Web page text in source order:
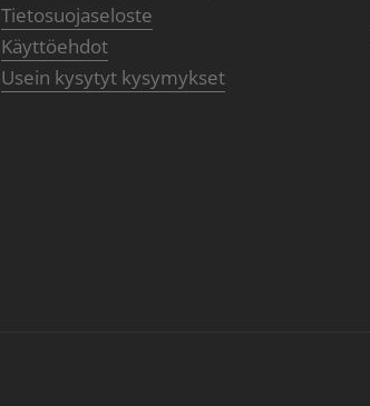
Tietosuojaseloste
Käyttöehdot
Usein kysytyt kysymykset